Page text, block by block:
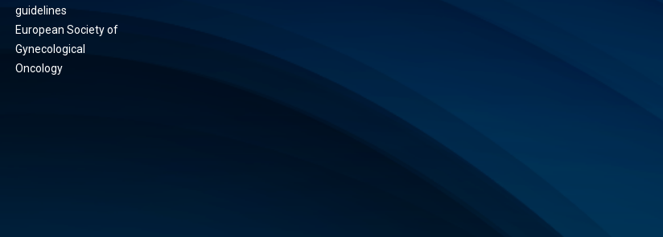
guidelines
European Society of
Gynecological
Oncology